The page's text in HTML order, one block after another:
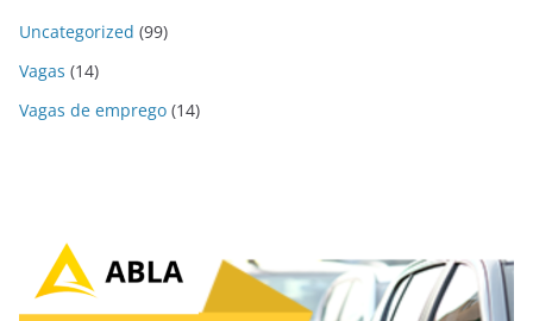
Uncategorized (99)
Vagas (14)
Vagas de emprego (14)